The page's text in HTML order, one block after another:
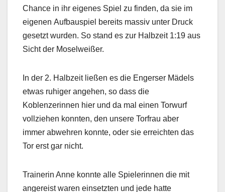
Chance in ihr eigenes Spiel zu finden, da sie im
eigenen Aufbauspiel bereits massiv unter Druck
gesetzt wurden. So stand es zur Halbzeit 1:19 aus
Sicht der Moselweißer.
In der 2. Halbzeit ließen es die Engerser Mädels
etwas ruhiger angehen, so dass die
Koblenzerinnen hier und da mal einen Torwurf
vollziehen konnten, den unsere Torfrau aber
immer abwehren konnte, oder sie erreichten das
Tor erst gar nicht.
Trainerin Anne konnte alle Spielerinnen die mit
angereist waren einsetzten und jede hatte